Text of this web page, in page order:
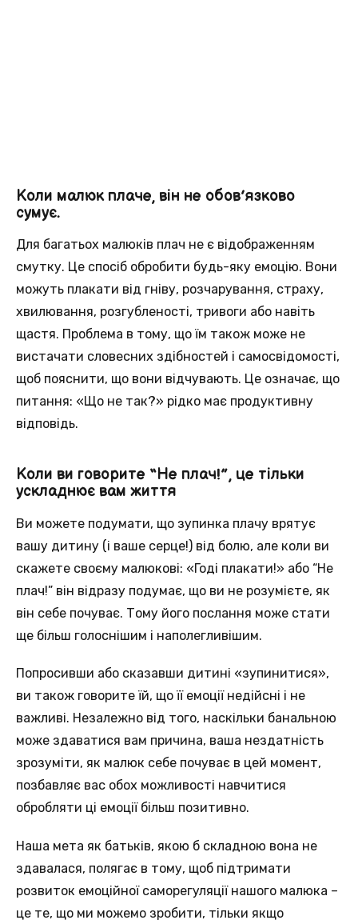
Коли малюк плаче, він не обов’язково
сумує.
Для багатьох малюків плач не є відображенням
смутку. Це спосіб обробити будь-яку емоцію. Вони
можуть плакати від гніву, розчарування, страху,
хвилювання, розгубленості, тривоги або навіть
щастя. Проблема в тому, що їм також може не
вистачати словесних здібностей і самосвідомості,
щоб пояснити, що вони відчувають. Це означає, що
питання: «Що не так?» рідко має продуктивну
відповідь.
Коли ви говорите “Не плач!”, це тільки
ускладнює вам життя
Ви можете подумати, що зупинка плачу врятує
вашу дитину (і ваше серце!) від болю, але коли ви
скажете своєму малюкові: «Годі плакати!» або “Не
плач!” він відразу подумає, що ви не розумієте, як
він себе почуває. Тому його послання може стати
ще більш голоснішим і наполегливішим.
Попросивши або сказавши дитині «зупинитися»,
ви також говорите їй, що її емоції недійсні і не
важливі. Незалежно від того, наскільки банальною
може здаватися вам причина, ваша нездатність
зрозуміти, як малюк себе почуває в цей момент,
позбавляє вас обох можливості навчитися
обробляти ці емоції більш позитивно.
Наша мета як батьків, якою б складною вона не
здавалася, полягає в тому, щоб підтримати
розвиток емоційної саморегуляції нашого малюка –
це те, що ми можемо зробити, тільки якщо